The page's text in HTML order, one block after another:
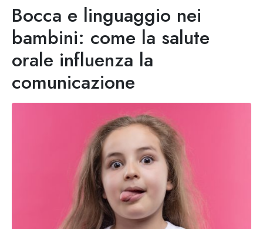
Bocca e linguaggio nei
bambini: come la salute
orale influenza la
comunicazione